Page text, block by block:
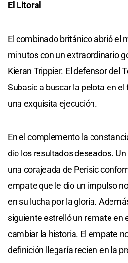
El Litoral
El combinado británico abrió el
minutos con un extraordinario
Kieran Trippier. El defensor del
Subasic a buscar la pelota en el
una exquisita ejecución.
En el complemento la
dio los resultados deseados.
una corajeada de Perisic
empate que le dio un impulso
en su lucha por la gloria.
siguiente estrelló un remate en
cambiar la historia. El empate
definición llegaría recien en la